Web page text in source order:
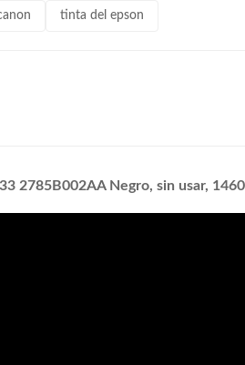
tinta del epson
2785B002AA Negro, sin usar,